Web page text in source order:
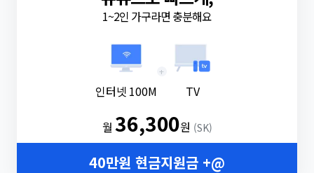
1~2인 가구라면 충분해요
인터넷 100M
+
TV
월36,300원 (SK)
40만원 현금지원금 +@